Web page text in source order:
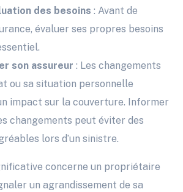
des besoins : Avant de
évaluer ses propres besoins
son assureur : Les changements
ou sa situation personnelle
impact sur la couverture. Informer
changements peut éviter des
lors d’un sinistre.
concerne un propriétaire
un agrandissement de sa